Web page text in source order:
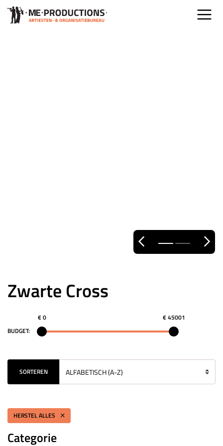
Zwarte Cross
BUDGET:
€ 0 € 45001
SORTEREN
HERSTEL ALLES
Categorie